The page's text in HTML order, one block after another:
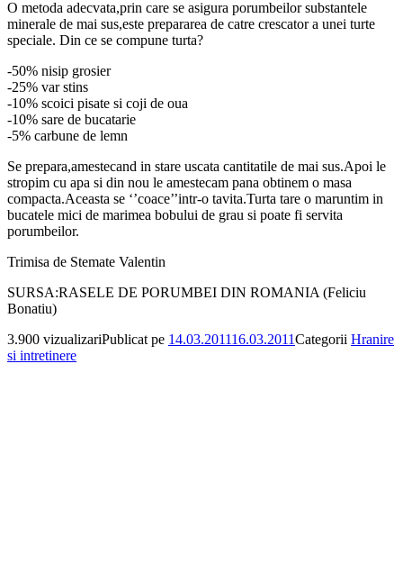
O metoda adecvata,prin care se asigura porumbeilor substantele
minerale de mai sus,este prepararea de catre crescator a unei turte
speciale. Din ce se compune turta?
-50% nisip grosier
-25% var stins
-10% scoici pisate si coji de oua
-10% sare de bucatarie
-5% carbune de lemn
Se prepara,amestecand in stare uscata cantitatile de mai sus.Apoi le
stropim cu apa si din nou le amestecam pana obtinem o masa
compacta.Aceasta se ‘’coace’’intr-o tavita.Turta tare o maruntim in
bucatele mici de marimea bobului de grau si poate fi servita
porumbeilor.
Trimisa de Stemate Valentin
SURSA:RASELE DE PORUMBEI DIN ROMANIA (Feliciu
Bonatiu)
3.900 vizualizariPublicat pe 14.03.201116.03.2011Categorii Hranire
si intretinere